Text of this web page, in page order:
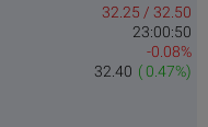
32.25 / 32.50
23:00:50
-0.08%
( 0.47%)
32.40